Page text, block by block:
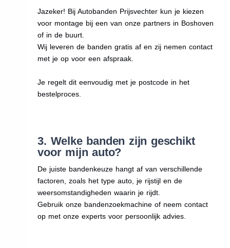
Jazeker! Bij Autobanden Prijsvechter kun je kiezen
voor montage bij een van onze partners in Boshoven
of in de buurt.
Wij leveren de banden gratis af en zij nemen contact
met je op voor een afspraak.
Je regelt dit eenvoudig met je postcode in het
bestelproces.
3. Welke banden zijn geschikt
voor mijn auto?
De juiste bandenkeuze hangt af van verschillende
factoren, zoals het type auto, je rijstijl en de
weersomstandigheden waarin je rijdt.
Gebruik onze bandenzoekmachine of neem contact
op met onze experts voor persoonlijk advies.